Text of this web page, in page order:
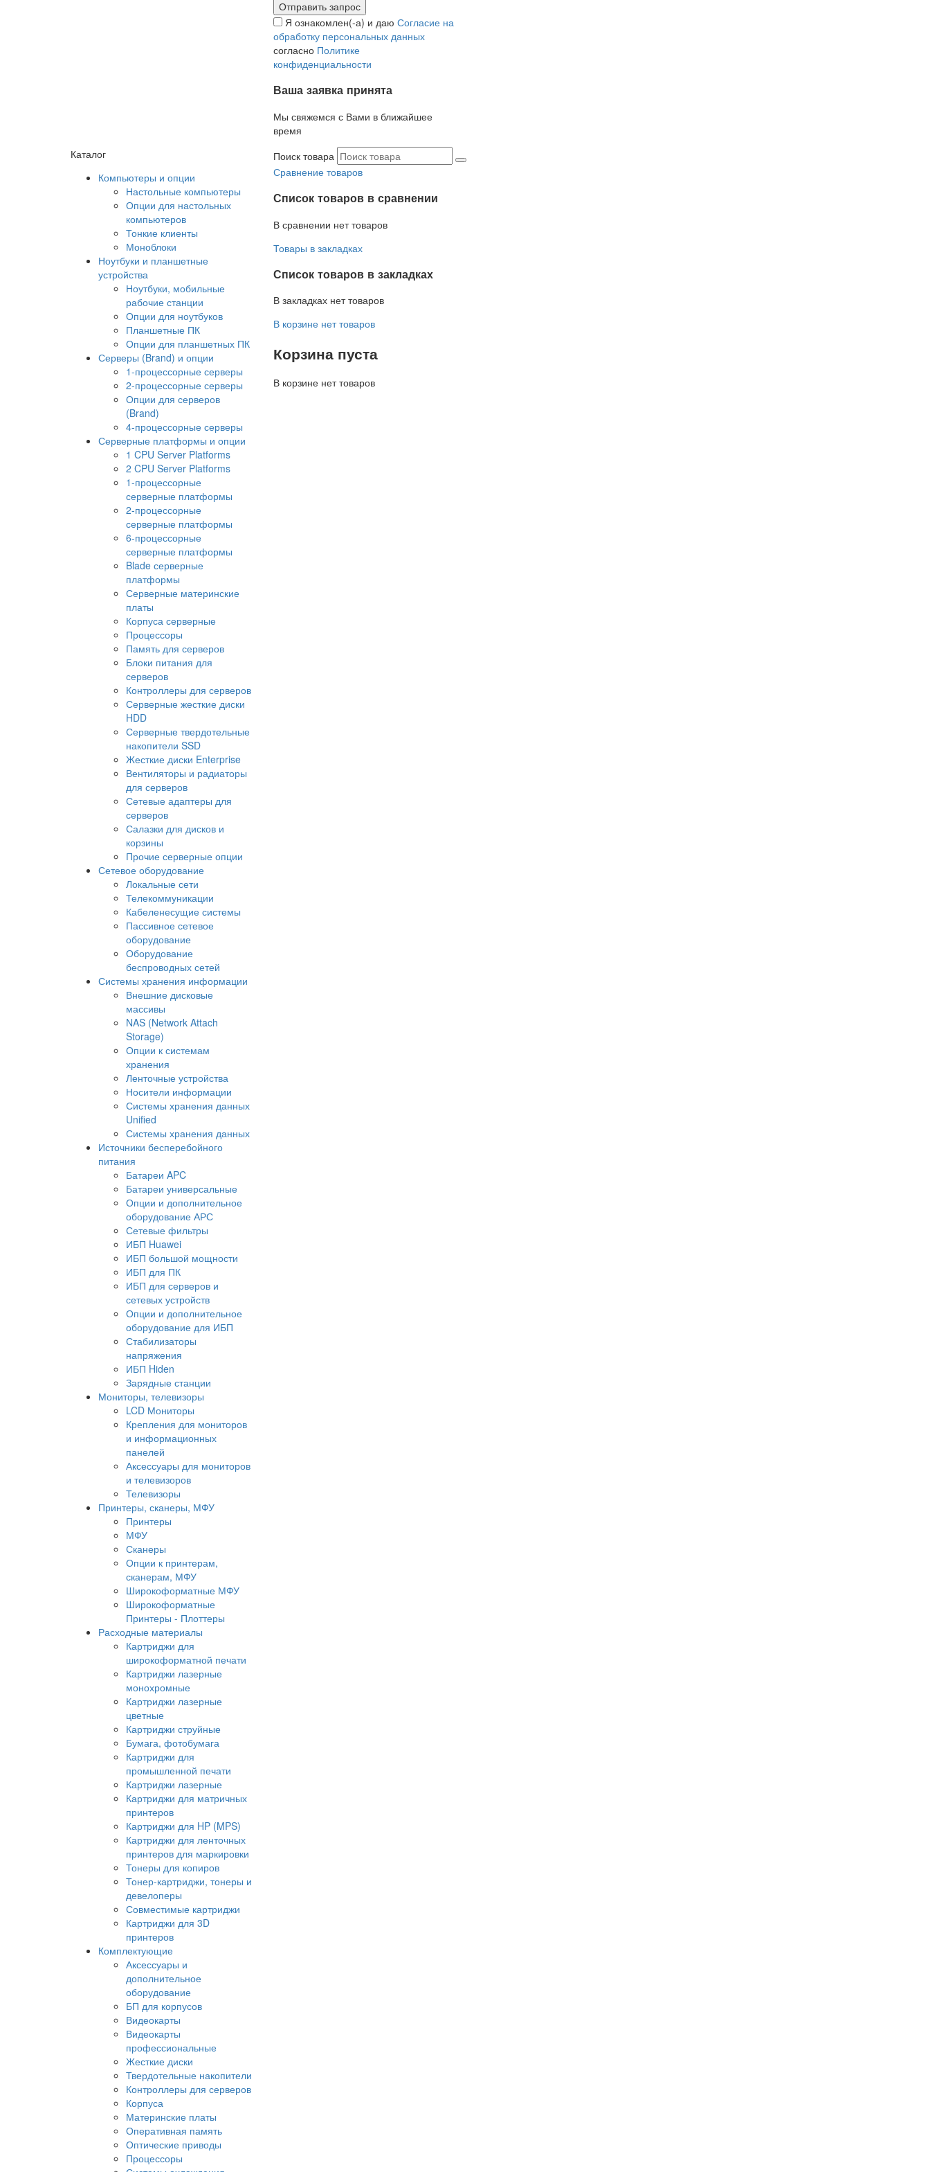
Я ознакомлен(-а) и даю Согласие на
обработку персональных данных
согласно Политике
конфиденциальности
Ваша заявка принята
Мы свяжемся с Вами в ближайшее
время
Каталог
Компьютеры и опции
Настольные компьютеры
Опции для настольных
компьютеров
Тонкие клиенты
Моноблоки
Ноутбуки и планшетные
устройства
Ноутбуки, мобильные
рабочие станции
Опции для ноутбуков
Планшетные ПК
Опции для планшетных ПК
Серверы (Brand) и опции
1-процессорные серверы
2-процессорные серверы
Опции для серверов
(Brand)
4-процессорные серверы
Серверные платформы и опции
1 CPU Server Platforms
2 CPU Server Platforms
1-процессорные
серверные платформы
2-процессорные
серверные платформы
6-процессорные
серверные платформы
Blade серверные
платформы
Серверные материнские
платы
Корпуса серверные
Процессоры
Память для серверов
Блоки питания для
серверов
Контроллеры для серверов
Серверные жесткие диски
HDD
Серверные твердотельные
накопители SSD
Жесткие диски Enterprise
Вентиляторы и радиаторы
для серверов
Сетевые адаптеры для
серверов
Салазки для дисков и
корзины
Прочие серверные опции
Сетевое оборудование
Локальные сети
Телекоммуникации
Кабеленесущие системы
Пассивное сетевое
оборудование
Оборудование
беспроводных сетей
Системы хранения информации
Внешние дисковые
массивы
NAS (Network Attach
Storage)
Опции к системам
хранения
Ленточные устройства
Носители информации
Системы хранения данных
Unified
Системы хранения данных
Источники бесперебойного
питания
Батареи APC
Батареи универсальные
Опции и дополнительное
оборудование АРС
Сетевые фильтры
ИБП Huawei
ИБП большой мощности
ИБП для ПК
ИБП для серверов и
сетевых устройств
Опции и дополнительное
оборудование для ИБП
Стабилизаторы
напряжения
ИБП Hiden
Зарядные станции
Мониторы, телевизоры
LCD Мониторы
Крепления для мониторов
и информационных
панелей
Аксессуары для мониторов
и телевизоров
Телевизоры
Принтеры, сканеры, МФУ
Принтеры
МФУ
Сканеры
Опции к принтерам,
сканерам, МФУ
Широкоформатные МФУ
Широкоформатные
Принтеры - Плоттеры
Расходные материалы
Картриджи для
широкоформатной печати
Картриджи лазерные
монохромные
Картриджи лазерные
цветные
Картриджи струйные
Бумага, фотобумага
Картриджи для
промышленной печати
Картриджи лазерные
Картриджи для матричных
принтеров
Картриджи для HP (MPS)
Картриджи для ленточных
принтеров для маркировки
Тонеры для копиров
Тонер-картриджи, тонеры и
девелоперы
Совместимые картриджи
Картриджи для 3D
принтеров
Комплектующие
Аксессуары и
дополнительное
оборудование
БП для корпусов
Видеокарты
Видеокарты
профессиональные
Жесткие диски
Твердотельные накопители
Контроллеры для серверов
Корпуса
Материнские платы
Оперативная память
Оптические приводы
Процессоры
Поиск товара
Сравнение товаров
Список товаров в сравнении
В сравнении нет товаров
Товары в закладках
Список товаров в закладках
В закладках нет товаров
В корзине нет товаров
Корзина пуста
В корзине нет товаров